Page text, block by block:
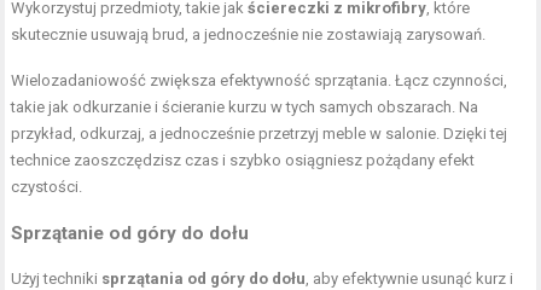
Wykorzystuj przedmioty, takie jakściereczki z mikrofibry, które
skutecznie usuwają brud, a jednocześnie nie zostawiają zarysowań.
Wielozadaniowość zwiększa efektywność sprzątania. Łącz czynności,
takie jak odkurzanie i ścieranie kurzu w tych samych obszarach. Na
przykład, odkurzaj, a jednocześnie przetrzyj meble w salonie. Dzięki tej
technice zaoszczędzisz czas i szybko osiągniesz pożądany efekt
czystości.
Sprzątanie od góry do dołu
Użyj techniki sprzątania od góry do dołu, aby efektywnie usunąć kurz i